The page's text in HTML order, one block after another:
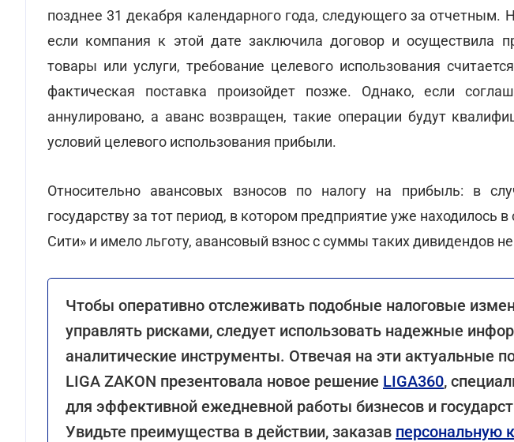
позднее 31 декабря календарного года, следующего за отчетным.
если компания к этой дате заключила договор и осуществила
товары или услуги, требование целевого использования
фактическая поставка произойдет позже. Однако, если
аннулировано, а аванс возвращен, такие операции будут
условий целевого использования прибыли.
Относительно авансовых взносов по налогу на прибыль: в
государству за тот период, в котором предприятие уже находилось
Сити» и имело льготу, авансовый взнос с суммы таких дивидендов
Чтобы оперативно отслеживать подобные налоговые
управлять рисками, следует использовать надежные
аналитические инструменты. Отвечая на эти актуальные
LIGA ZAKON презентовала новое решение LIGA360,
для эффективной ежедневной работы бизнесов и
Увидьте преимущества в действии, заказав персональную